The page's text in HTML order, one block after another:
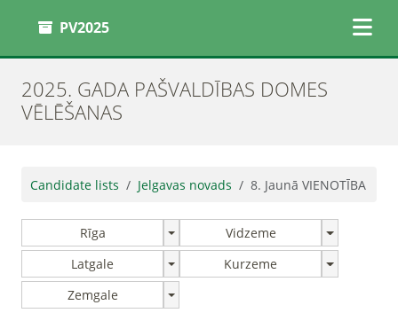
PV2025
2025. GADA PAŠVALDĪBAS DOMES
VĒLĒŠANAS
Candidate lists Jelgavas novads 8. Jaunā VIENOTĪBA
Rīga
Vidzeme
Latgale
Kurzeme
Zemgale